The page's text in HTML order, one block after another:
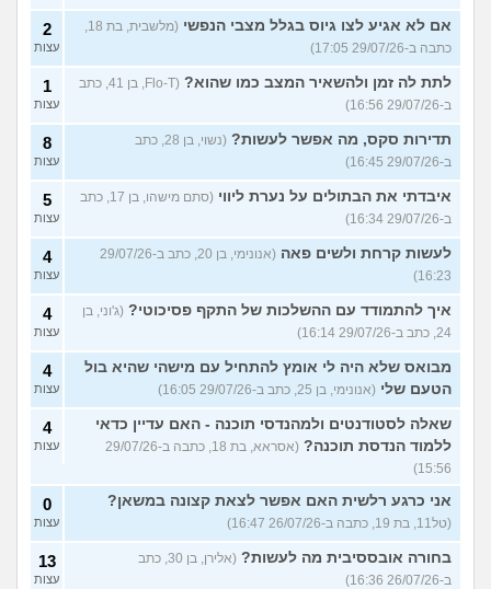
אם לא אגיע לצו גיוס בגלל מצבי הנפשי
כתבה ב-29/07/26 17:05)
2
עצות
לתת לה זמן ולהשאיר המצב כמו שהוא?
(Flo-T, בן 41, כתב
ב-29/07/26 16:56)
1
עצות
תדירות סקס, מה אפשר לעשות?
(נשוי, בן 28, כתב
ב-29/07/26 16:45)
8
עצות
איבדתי את הבתולים על נערת ליווי
(סתם מישהו, בן 17, כתב
ב-29/07/26 16:34)
5
עצות
לעשות קרחת ולשים פאה
(אנונימי, בן 20, כתב ב-29/07/26
16:23)
4
עצות
איך להתמודד עם ההשלכות של התקף פסיכוטי? (ג'וני, בן
24, כתב ב-29/07/26 16:14)
4
עצות
מבואס שלא היה לי אומץ להתחיל עם מישהי שהיא בול
הטעם שלי (אנונימי, בן 25, כתב ב-29/07/26 16:05)
4
עצות
שאלה לסטודנטים ולמהנדסי תוכנה - האם עדיין כדאי
ללמוד הנדסת תוכנה?
(אסראא, בת 18, כתבה ב-29/07/26
15:56)
4
עצות
אני כרגע רלשית האם אפשר לצאת קצונה במשאן?
(טל11, בת 19, כתבה ב-26/07/26 16:47)
0
עצות
בחורה אובססיבית מה לעשות?
(אלירן, בן 30, כתב
ב-26/07/26 16:36)
13
עצות